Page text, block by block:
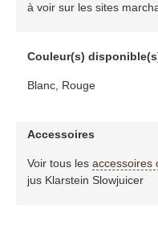
à voir sur les sites
Couleur(s)
Blanc, Rouge
Accessoires
Voir tous les accessoires
jus Klarstein Slowjuicer